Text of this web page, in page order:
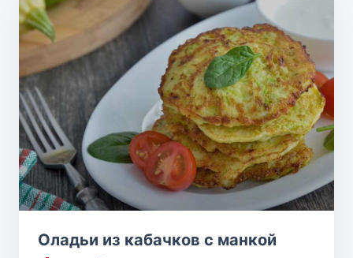
Оладьи из кабачков с манкой